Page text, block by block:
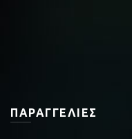
ΠΑΡΑΓΓΕΛΊΕΣ